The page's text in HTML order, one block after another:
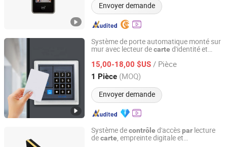
Envoyer demande
Système de porte automatique monté sur
mur avec lecteur decarte d'identité et
15,00-18,00 $US / Pièce
1 Pièce (MOQ)
Envoyer demande
HAIDA DOORCONTROL CO., LTD.
Zhejiang, China Depuis 2018
Système decontrôle d'accèspar lecture
decarte, empreinte digitale et
Shenzhen Easco Smart Equipment Co., Ltd.